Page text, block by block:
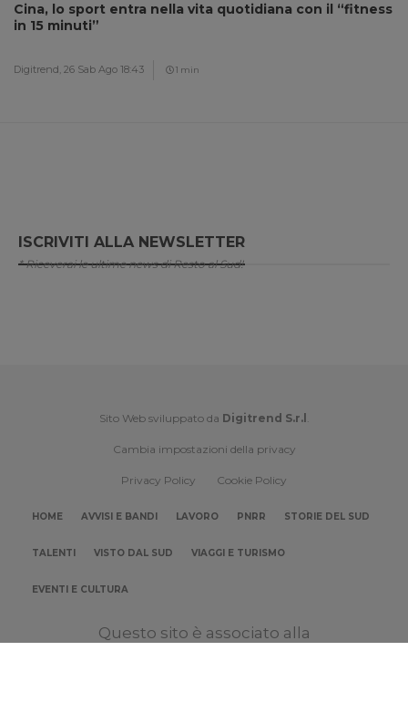
Cina, lo sport entra nella vita quotidiana con il “fitness
in 15 minuti”
Digitrend, 26 Sab Ago 18:43 1 min
ISCRIVITI ALLA NEWSLETTER
* Riceverai le ultime news di Resto al Sud!
Sito Web sviluppato da Digitrend S.r.l .
Cambia impostazioni della privacy
Privacy Policy Cookie Policy
HOME AVVISI E BANDI LAVORO PNRR STORIE DEL SUD
TALENTI VISTO DAL SUD VIAGGI E TURISMO
EVENTI E CULTURA
Questo sito è associato alla